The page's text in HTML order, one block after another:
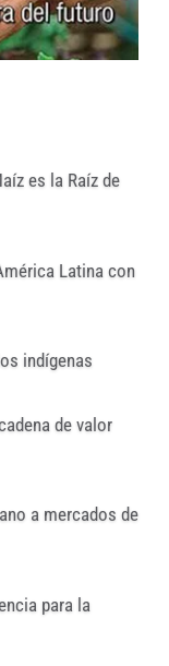
es la Raíz de
Latina con
indígenas
de valor
a mercados de
para la